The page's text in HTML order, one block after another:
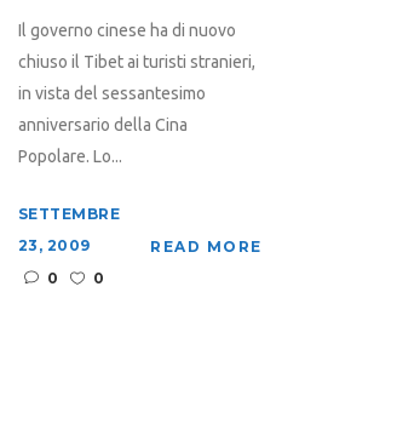
Il governo cinese ha di nuovo
chiuso il Tibet ai turisti stranieri,
in vista del sessantesimo
anniversario della Cina
Popolare. Lo...
SETTEMBRE
23, 2009
0
0
READ MORE